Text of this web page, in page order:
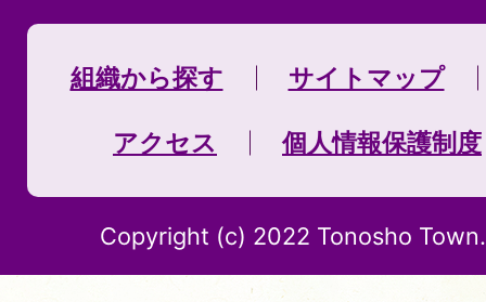
組織から探す サイトマップ
アクセス 個人情報保護制度
Copyright (c) 2022 Tonosho